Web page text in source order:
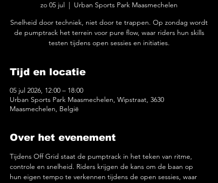
zo 05 jul
Urban Sports Park Maasmechelen
Snelheid door techniek, niet door te trappen. Op zondag wordt
de pumptrack het terrein voor pure flow, waar riders hun skills
testen tijdens open sessies en initiaties.
Tijd en locatie
05 jul 2026, 12:00 – 18:00
Urban Sports Park Maasmechelen, Wipstraat, 3630
Maasmechelen, België
Over het evenement
Tijdens Off Grid staat de pumptrack in het teken van ritme,
controle en snelheid. Riders krijgen de kans om de baan op
hun eigen tempo te verkennen tijdens de open sessies, waar